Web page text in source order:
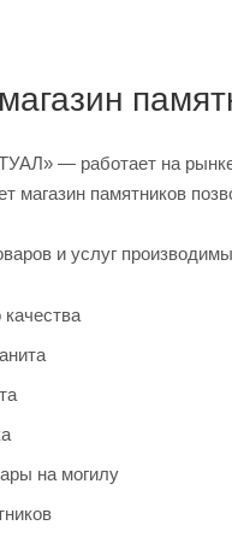
— работает на рынке
магазин памятников
и услуг
качества
на могилу